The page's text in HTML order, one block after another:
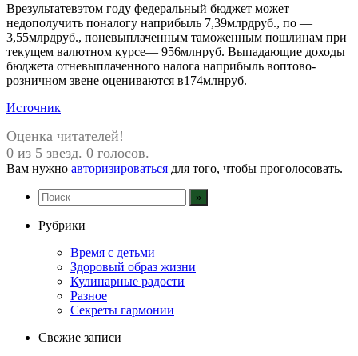
Врезультатевэтом году федеральный бюджет может
недополучить поналогу наприбыль 7,39млрдруб., по —
3,55млрдруб., поневыплаченным таможенным пошлинам при
текущем валютном курсе— 956млнруб. Выпадающие доходы
бюджета отневыплаченного налога наприбыль воптово-
розничном звене оцениваются в174млнруб.
Источник
Оценка читателей!
0 из 5 звезд. 0 голосов.
Вам нужно авторизироваться для того, чтобы проголосовать.
Рубрики
Время с детьми
Здоровый образ жизни
Кулинарные радости
Разное
Секреты гармонии
Свежие записи